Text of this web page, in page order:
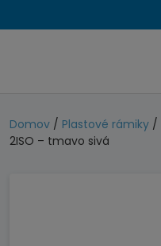
Domov / Plastové rámiky /
2ISO – tmavo sivá